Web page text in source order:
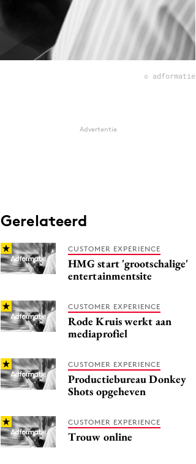
© adformatie
Advertentie
Gerelateerd
CUSTOMER EXPERIENCE
HMG start 'grootschalige'
entertainmentsite
CUSTOMER EXPERIENCE
Rode Kruis werkt aan
mediaprofiel
CUSTOMER EXPERIENCE
Productiebureau Donkey
Shots opgeheven
CUSTOMER EXPERIENCE
Trouw online